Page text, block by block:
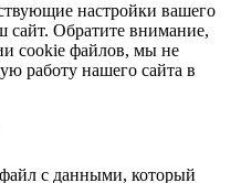
настройки вашего
сайт. Обратите внимание,
cookie файлов, мы не
работу нашего сайта в
с данными, который